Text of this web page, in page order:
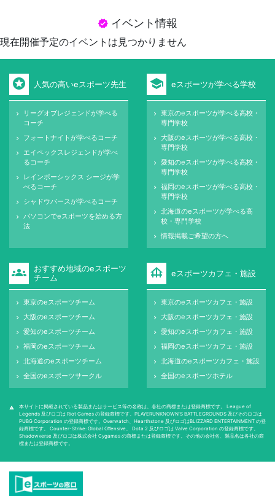
verified イベント情報
現在開催予定のイベントは見つかりません
stars 人気の高いeスポーツ先生
keyboard_arrow_right
リーグオブレジェンドが学べる
コーチ
keyboard_arrow_right フォートナイトが学べるコーチ
keyboard_arrow_right
エイペックスレジェンドが学べ
るコーチ
keyboard_arrow_right
レインボーシックス シージが学
べるコーチ
keyboard_arrow_right シャドウバースが学べるコーチ
keyboard_arrow_right
パソコンでeスポーツを始める方
法
school eスポーツが学べる学校
keyboard_arrow_right
東京のeスポーツが学べる高校・
専門学校
keyboard_arrow_right
大阪のeスポーツが学べる高校・
専門学校
keyboard_arrow_right
愛知のeスポーツが学べる高校・
専門学校
keyboard_arrow_right
福岡のeスポーツが学べる高校・
専門学校
keyboard_arrow_right
北海道のeスポーツが学べる高
校・専門学校
keyboard_arrow_right 情報掲載ご希望の方へ
groups
おすすめ地域のeスポーツ
チーム
keyboard_arrow_right 東京のeスポーツチーム
keyboard_arrow_right 大阪のeスポーツチーム
keyboard_arrow_right 愛知のeスポーツチーム
keyboard_arrow_right 福岡のeスポーツチーム
keyboard_arrow_right 北海道のeスポーツチーム
keyboard_arrow_right 全国のeスポーツサークル
foundation eスポーツカフェ・施設
keyboard_arrow_right 東京のeスポーツカフェ・施設
keyboard_arrow_right 大阪のeスポーツカフェ・施設
keyboard_arrow_right 愛知のeスポーツカフェ・施設
keyboard_arrow_right 福岡のeスポーツカフェ・施設
keyboard_arrow_right 北海道のeスポーツカフェ・施設
keyboard_arrow_right 全国のeスポーツホテル
warning
本サイトに掲載されている製品またはサービス等の名称は、各社の商標または登録商標です。 League of
Legends 及びロゴは Riot Games の登録商標です。PLAYERUNKNOWN'S BATTLEGROUNDS 及びそのロゴは
PUBG Corporation の登録商標です。Overwatch、Hearthstone 及びロゴはBLIZZARD ENTERTAINMENT の登
録商標です。 Counter-Strike: Global Oﬀensive、 Dota 2 及びロゴは Valve Corporation の登録商標です。
Shadowverse 及びロゴは株式会社 Cygames の商標または登録商標です。その他の会社名、製品名は各社の商
標または登録商標です。